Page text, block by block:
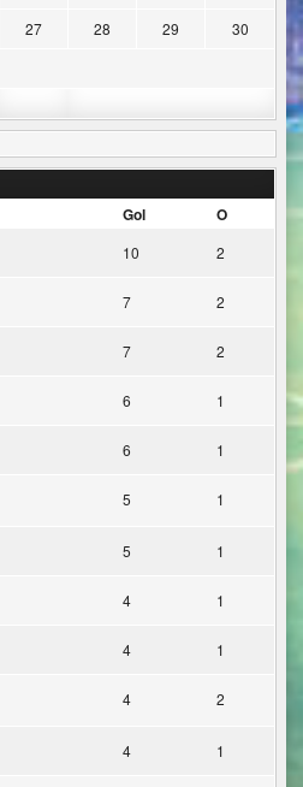
27 28 29
30
Gol O
10 2
7 2
7 2
6 1
6 1
5 1
5 1
4 1
4 1
4 2
4 1